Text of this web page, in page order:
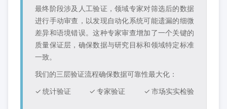
最终阶段涉及人工验证，领域专家对筛选后的数据
进行手动审查，以发现自动化系统可能遗漏的细微
差异和语境错误。这种专家审查增加了一个关键的
质量保证层，确保数据与研究目标和领域特定标准
一致。
我们的三层验证流程确保数据可靠性最大化：
✓ 统计验证
✓ 专家验证 ✓ 市场实实检验